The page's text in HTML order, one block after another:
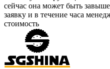
сейчас она может быть
заявку и в течение часа
стоимость